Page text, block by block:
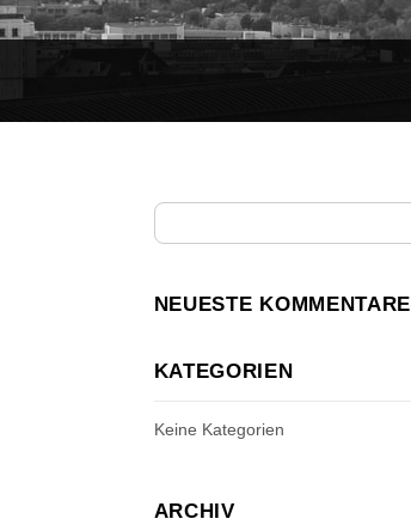
NEUESTE KOMMENTARE
KATEGORIEN
Keine Kategorien
ARCHIV